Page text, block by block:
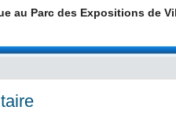
au Parc des Expositions de